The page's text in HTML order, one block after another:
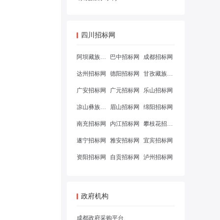
四川招标网
阿坝藏族羌族自治州招标网 巴中招标网 成都招标网
达州招标网 德阳招标网 甘孜藏族自治州招标网
广安招标网 广元招标网 乐山招标网
凉山彝族自治州招标网 眉山招标网 绵阳招标网
南充招标网 内江招标网 攀枝花招标网
遂宁招标网 雅安招标网 宜宾招标网
资阳招标网 自贡招标网 泸州招标网
政府机构
成都政府采购平台